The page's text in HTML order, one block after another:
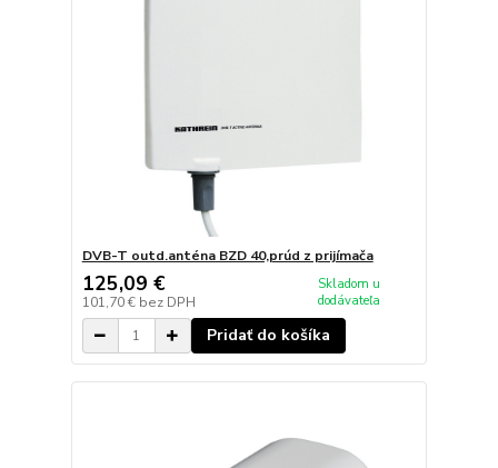
DVB-T outd.anténa BZD 40,prúd z prijímača
125,09 €
101,70 € bez DPH
Skladom u
dodávateľa
Pridať do košíka